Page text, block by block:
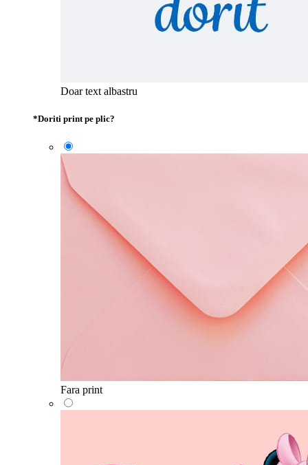
Doar text albastru
*Doriti print pe plic?
Fara print